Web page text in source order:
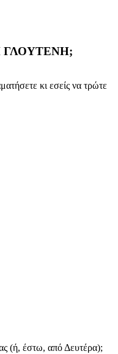
ΓΛΟΥΤΕΝΗ;
κι εσείς να τρώτε
(ή, έστω, από Δευτέρα);